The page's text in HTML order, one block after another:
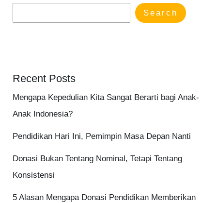
Search
Recent Posts
Mengapa Kepedulian Kita Sangat Berarti bagi Anak-
Anak Indonesia?
Pendidikan Hari Ini, Pemimpin Masa Depan Nanti
Donasi Bukan Tentang Nominal, Tetapi Tentang
Konsistensi
5 Alasan Mengapa Donasi Pendidikan Memberikan